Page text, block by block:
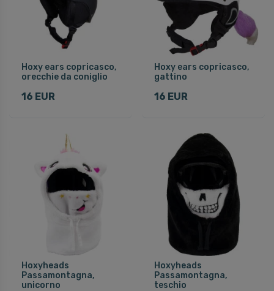
Hoxy ears copricasco,
orecchie da coniglio
16 EUR
Hoxy ears copricasco,
gattino
16 EUR
Hoxyheads
Passamontagna,
unicorno
Hoxyheads
Passamontagna,
teschio